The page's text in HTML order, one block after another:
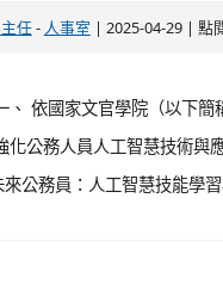
任- 人事室 | 2025-04-29 | 點
、 依國家文官學院（以下
化公務人員人工智慧技術與
公務員：人工智慧技能學